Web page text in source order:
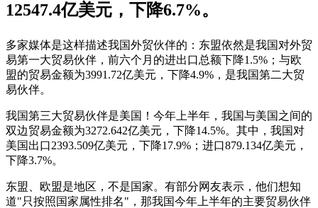
12547.4亿美元，下降6.7%。
多家媒体是这样描述我国外贸伙伴的：东盟依然是我国对外贸
易第一大贸易伙伴，前六个月的进出口总额下降1.5%；与欧
盟的贸易金额为3991.72亿美元，下降4.9%，是我国第二大贸
易伙伴。
我国第三大贸易伙伴是美国！今年上半年，我国与美国之间的
双边贸易金额为3272.642亿美元，下降14.5%。其中，我国对
美国出口2393.509亿美元，下降17.9%；进口879.134亿美元，
下降3.7%。
东盟、欧盟是地区，不是国家。有部分网友表示，他们想知
道"只按照国家属性排名"，那我国今年上半年的主要贸易伙伴